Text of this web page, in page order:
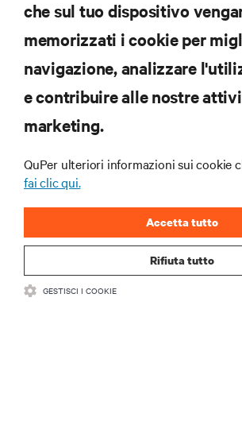
ISCRIVITI SUBITO
SUPPORTO
AZIENDA
CONTATTACI
che sul tuo dispositivo
memorizzati i cookie per
navigazione, analizzare
e contribuire alle nostre
marketing.
QuPer ulteriori informazioni sui cookie
fai clic qui.
Rifiuta tutto
Accetta tutto
GESTISCI I COOKIE